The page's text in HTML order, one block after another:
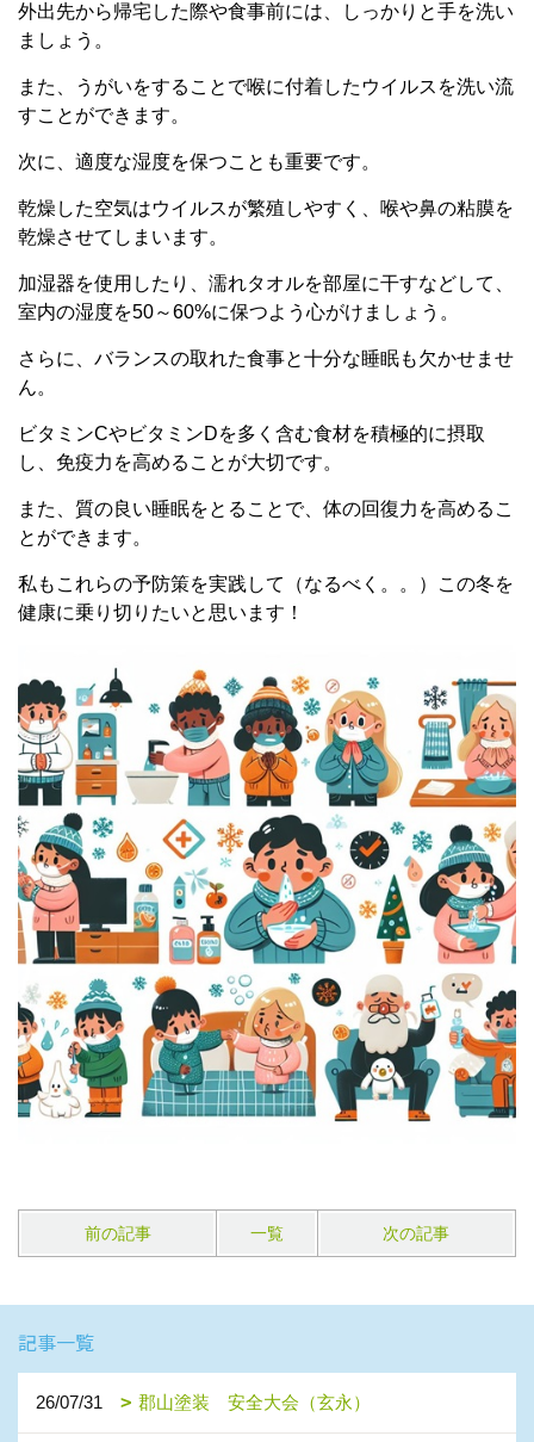
外出先から帰宅した際や食事前には、しっかりと手を洗い
ましょう。
また、うがいをすることで喉に付着したウイルスを洗い流
すことができます。
次に、適度な湿度を保つことも重要です。
乾燥した空気はウイルスが繁殖しやすく、喉や鼻の粘膜を
乾燥させてしまいます。
加湿器を使用したり、濡れタオルを部屋に干すなどして、
室内の湿度を50～60%に保つよう心がけましょう。
さらに、バランスの取れた食事と十分な睡眠も欠かせませ
ん。
ビタミンCやビタミンDを多く含む食材を積極的に摂取
し、免疫力を高めることが大切です。
また、質の良い睡眠をとることで、体の回復力を高めるこ
とができます。
私もこれらの予防策を実践して（なるべく。。）この冬を
健康に乗り切りたいと思います！
前の記事 一覧 次の記事
記事一覧
26/07/31 郡山塗装 安全大会（玄永）